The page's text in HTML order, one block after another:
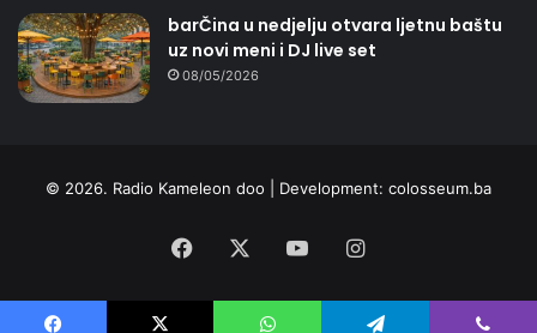
barČina u nedjelju otvara ljetnu baštu
uz novi meni i DJ live set
08/05/2026
© 2026. Radio Kameleon doo | Development: colosseum.ba
Facebook YouTubeInstagram